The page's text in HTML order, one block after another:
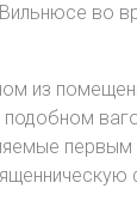
во
из